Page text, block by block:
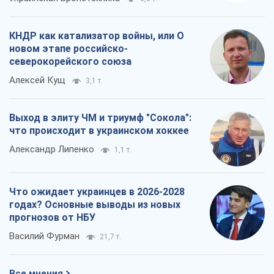
КНДР как катализатор войны, или О
новом этапе российско-
северокорейского союза
Алексей Кущ 3,1 т.
Выход в элиту ЧМ и триумф "Сокола":
что происходит в украинском хоккее
Александр Липенко 1,1 т.
Что ожидает украинцев в 2026-2028
годах? Основные выводы из новых
прогнозов от НБУ
Василий Фурман 21,7 т.